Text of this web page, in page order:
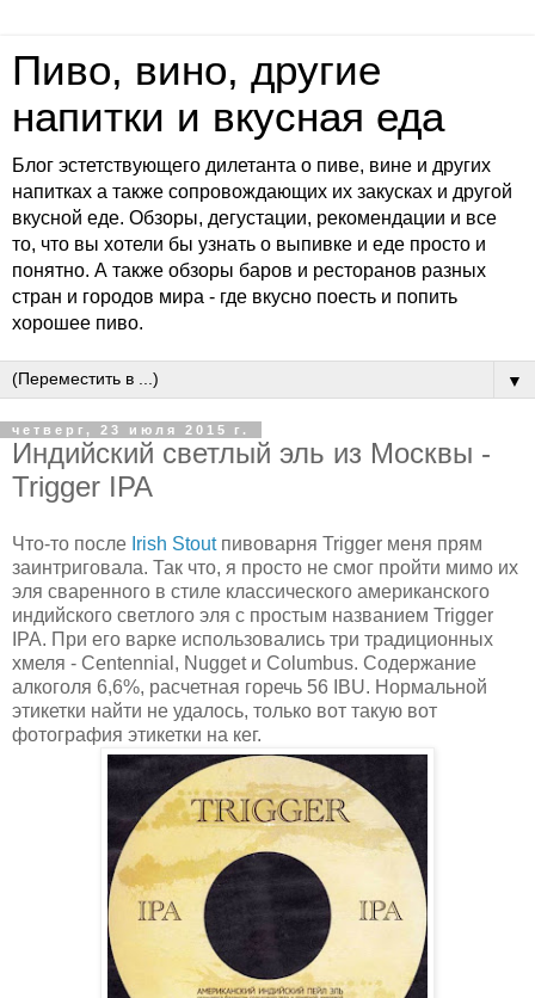
Пиво, вино, другие
напитки и вкусная еда
Блог эстетствующего дилетанта о пиве, вине и других
напитках а также сопровождающих их закусках и другой
вкусной еде. Обзоры, дегустации, рекомендации и все
то, что вы хотели бы узнать о выпивке и еде просто и
понятно. А также обзоры баров и ресторанов разных
стран и городов мира - где вкусно поесть и попить
хорошее пиво.
▼
четверг, 23 июля 2015 г.
Индийский светлый эль из Москвы -
Trigger IPA
Что-то после Irish Stoutпивоварня Trigger меня прям
заинтриговала. Так что, я просто не смог пройти мимо их
эля сваренного в стиле классического американского
индийского светлого эля с простым названием Trigger
IPA. При его варке использовались три традиционных
хмеля - Centennial, Nugget и Columbus. Содержание
алкоголя 6,6%, расчетная горечь 56 IBU. Нормальной
этикетки найти не удалось, только вот такую вот
фотография этикетки на кег.